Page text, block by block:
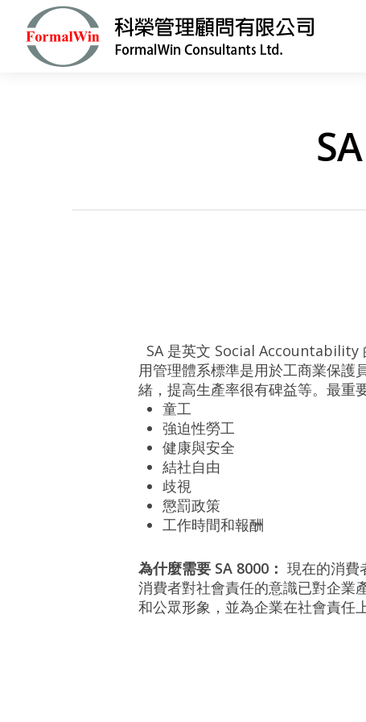
SA 是英文 Social Accountability
用管理體系標準是用於工商業保護
緒，提高生產率很有碑益等。最重
童工
強迫性勞工
健康與安全
結社自由
歧視
懲罰政策
工作時間和報酬
為什麼需要 SA 8000： 現在的消費
消費者對社會責任的意識已對企業
和公眾形象，並為企業在社會責任